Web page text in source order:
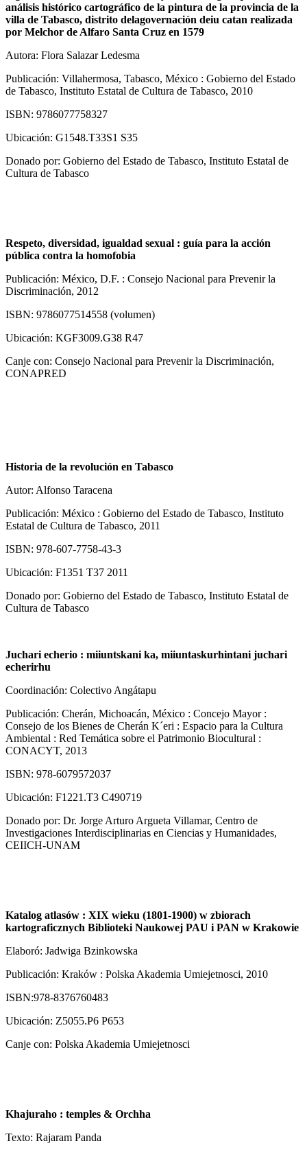
análisis histórico cartográfico de la pintura de la provincia de la
villa de Tabasco, distrito delagovernación deiu catan realizada
por Melchor de Alfaro Santa Cruz en 1579
Autora: Flora Salazar Ledesma
Publicación: Villahermosa, Tabasco, México : Gobierno del Estado
de Tabasco, Instituto Estatal de Cultura de Tabasco, 2010
ISBN: 9786077758327
Ubicación: G1548.T33S1 S35
Donado por: Gobierno del Estado de Tabasco, Instituto Estatal de
Cultura de Tabasco
Respeto, diversidad, igualdad sexual : guía para la acción
pública contra la homofobia
Publicación: México, D.F. : Consejo Nacional para Prevenir la
Discriminación, 2012
ISBN: 9786077514558 (volumen)
Ubicación: KGF3009.G38 R47
Canje con: Consejo Nacional para Prevenir la Discriminación,
CONAPRED
Historia de la revolución en Tabasco
Autor: Alfonso Taracena
Publicación: México : Gobierno del Estado de Tabasco, Instituto
Estatal de Cultura de Tabasco, 2011
ISBN: 978-607-7758-43-3
Ubicación: F1351 T37 2011
Donado por: Gobierno del Estado de Tabasco, Instituto Estatal de
Cultura de Tabasco
Juchari echerio : miiuntskani ka, miiuntaskurhintani juchari
echerirhu
Coordinación: Colectivo Angátapu
Publicación: Cherán, Michoacán, México : Concejo Mayor :
Consejo de los Bienes de Cherán K´eri : Espacio para la Cultura
Ambiental : Red Temática sobre el Patrimonio Biocultural :
CONACYT, 2013
ISBN: 978-6079572037
Ubicación: F1221.T3 C490719
Donado por: Dr. Jorge Arturo Argueta Villamar, Centro de
Investigaciones Interdisciplinarias en Ciencias y Humanidades,
CEIICH-UNAM
Katalog atlasów : XIX wieku (1801-1900) w zbiorach
kartograficznych Biblioteki Naukowej PAU i PAN w Krakowie
Elaboró: Jadwiga Bzinkowska
Publicación: Kraków : Polska Akademia Umiejetnosci, 2010
ISBN:978-8376760483
Ubicación: Z5055.P6 P653
Canje con: Polska Akademia Umiejetnosci
Khajuraho : temples & Orchha
Texto: Rajaram Panda